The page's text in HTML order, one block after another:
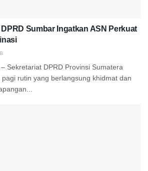
Sumbar Ingatkan ASN Perkuat
Sekretariat DPRD Provinsi Sumatera
rutin yang berlangsung khidmat dan